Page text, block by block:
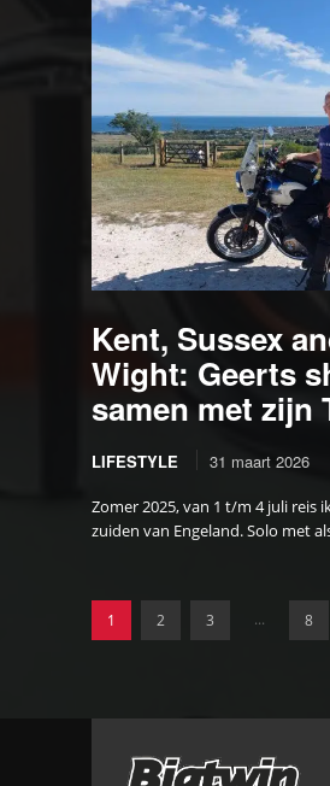
Kent, Sussex
Wight: Geerts
samen met zijn
LIFESTYLE 31 maart 2026
Zomer 2025, van 1 t/m 4 juli
zuiden van Engeland. Solo met
1 2 3 ... 8